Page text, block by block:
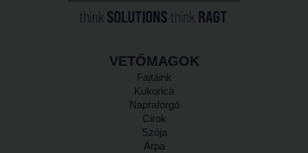
VETŐMAGOK
Fajtáink
Kukorica
Napraforgó
Cirok
Szója
Árpa